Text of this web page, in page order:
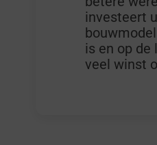
investeert
is en op de
veel winst